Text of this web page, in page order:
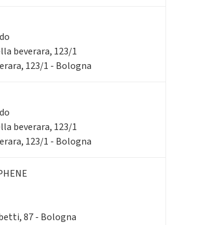
beverara, 123/1
123/1 - Bologna
beverara, 123/1
123/1 - Bologna
87 - Bologna